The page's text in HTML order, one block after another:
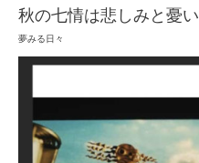
秋の七情は悲しみと憂い
夢みる日々